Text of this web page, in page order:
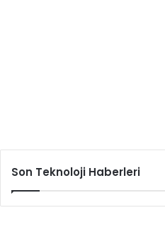
Son Teknoloji Haberleri